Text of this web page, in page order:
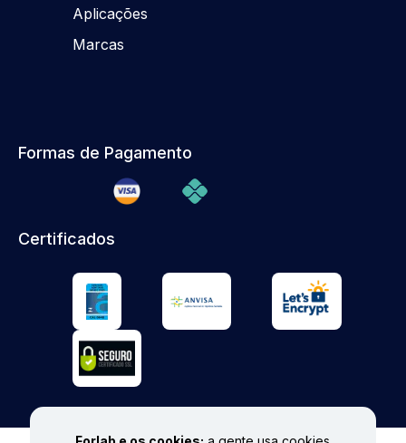
Aplicações
Marcas
Formas de Pagamento
Certificados